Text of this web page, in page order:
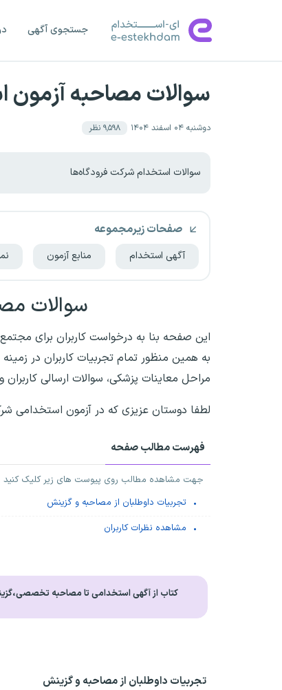
جستجوی آگهی
سوالات مصاحبه
دوشنبه ۰۴ اسفند ۱۴۰۴ ۹٬۵۹۸ نظر
سوالات استخدام شرکت فرودگاه‌ها
صفحات زیرمجموعه
آگهی استخدام منابع آزمون
سوالات
این صفحه بنا به درخواست کاربران برای
به همین منظور تمام تجربیات کاربران در
مراحل معاینات پزشکی، سوالات ارسالی
لطفا دوستان عزیزی که در آزمون استخدامی
فهرست مطالب صفحه
جهت مشاهده مطالب روی پیوست های زیر کلیک کنید
تجربیات داوطلبان از مصاحبه و گزینش
مشاهده نظرات کاربران
کتاب از آگهی استخدامی تا مصاحبه
تجربیات داوطلبان از مصاحبه و گزینش